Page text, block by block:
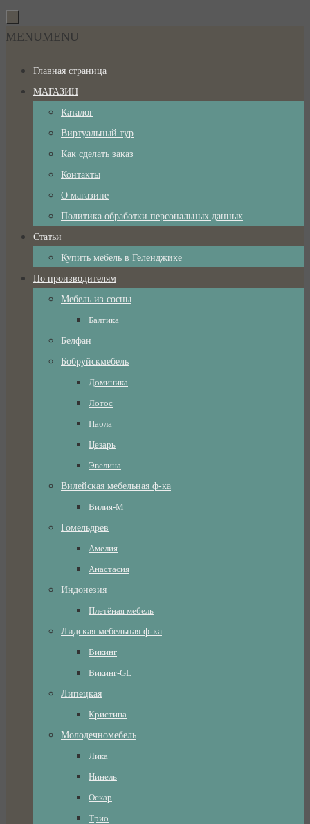
Перейти
к
Перейти
содержимому
MENUMENU
Главная страница
МАГАЗИН
Каталог
Виртуальный тур
Как сделать заказ
Контакты
О магазине
Политика обработки персональных данных
Статьи
Купить мебель в Геленджике
По производителям
Мебель из сосны
Балтика
Белфан
Бобруйскмебель
Доминика
Лотос
Паола
Цезарь
Эвелина
Вилейская мебельная ф-ка
Вилия-М
Гомельдрев
Амелия
Анастасия
Индонезия
Плетёная мебель
Лидская мебельная ф-ка
Викинг
Викинг-GL
Липецкая
Кристина
Молодечномебель
Лика
Нинель
Оскар
Трио